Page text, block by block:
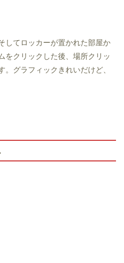
してロッカーが置かれた部屋か
をクリックした後、場所クリッ
。グラフィックきれいだけど、